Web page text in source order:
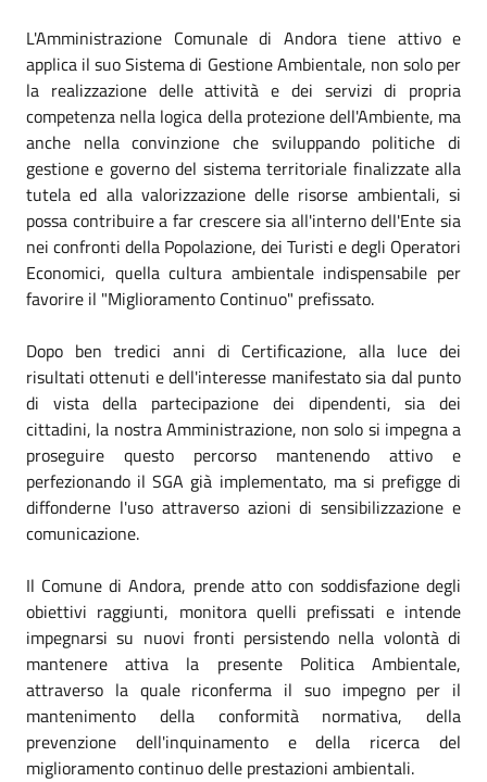
L'Amministrazione Comunale di Andora tiene attivo e
applica il suo Sistema di Gestione Ambientale, non solo per
la realizzazione delle attività e dei servizi di propria
competenza nella logica della protezione dell'Ambiente, ma
anche nella convinzione che sviluppando politiche di
gestione e governo del sistema territoriale finalizzate alla
tutela ed alla valorizzazione delle risorse ambientali, si
possa contribuire a far crescere sia all'interno dell'Ente sia
nei confronti della Popolazione, dei Turisti e degli Operatori
Economici, quella cultura ambientale indispensabile per
favorire il "Miglioramento Continuo" prefissato.
Dopo ben tredici anni di Certificazione, alla luce dei
risultati ottenuti e dell'interesse manifestato sia dal punto
di vista della partecipazione dei dipendenti, sia dei
cittadini, la nostra Amministrazione, non solo si impegna a
proseguire questo percorso mantenendo attivo e
perfezionando il SGA già implementato, ma si prefigge di
diffonderne l'uso attraverso azioni di sensibilizzazione e
comunicazione.
Il Comune di Andora, prende atto con soddisfazione degli
obiettivi raggiunti, monitora quelli prefissati e intende
impegnarsi su nuovi fronti persistendo nella volontà di
mantenere attiva la presente Politica Ambientale,
attraverso la quale riconferma il suo impegno per il
mantenimento della conformità normativa, della
prevenzione dell'inquinamento e della ricerca del
miglioramento continuo delle prestazioni ambientali.